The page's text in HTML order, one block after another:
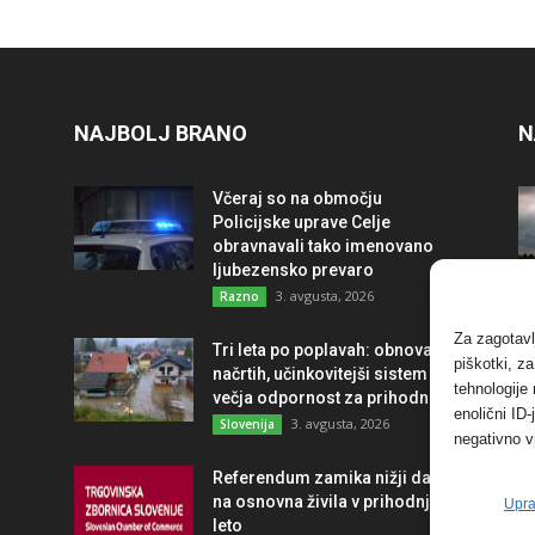
Za
piškotki,
tehnologije
enolični
negativno
NAJBOLJ BRANO
Včeraj so na območju
Policijske uprave Celje
obravnavali tako imenovano
ljubezensko prevaro
Razno 3. avgusta, 2026
Tri leta po poplavah: obnova po
načrtih, učinkovitejši sistem in
večja odpornost za prihodnost
Slovenija 3. avgusta, 2026
Referendum zamika nižji davek
na osnovna živila v prihodnje
leto